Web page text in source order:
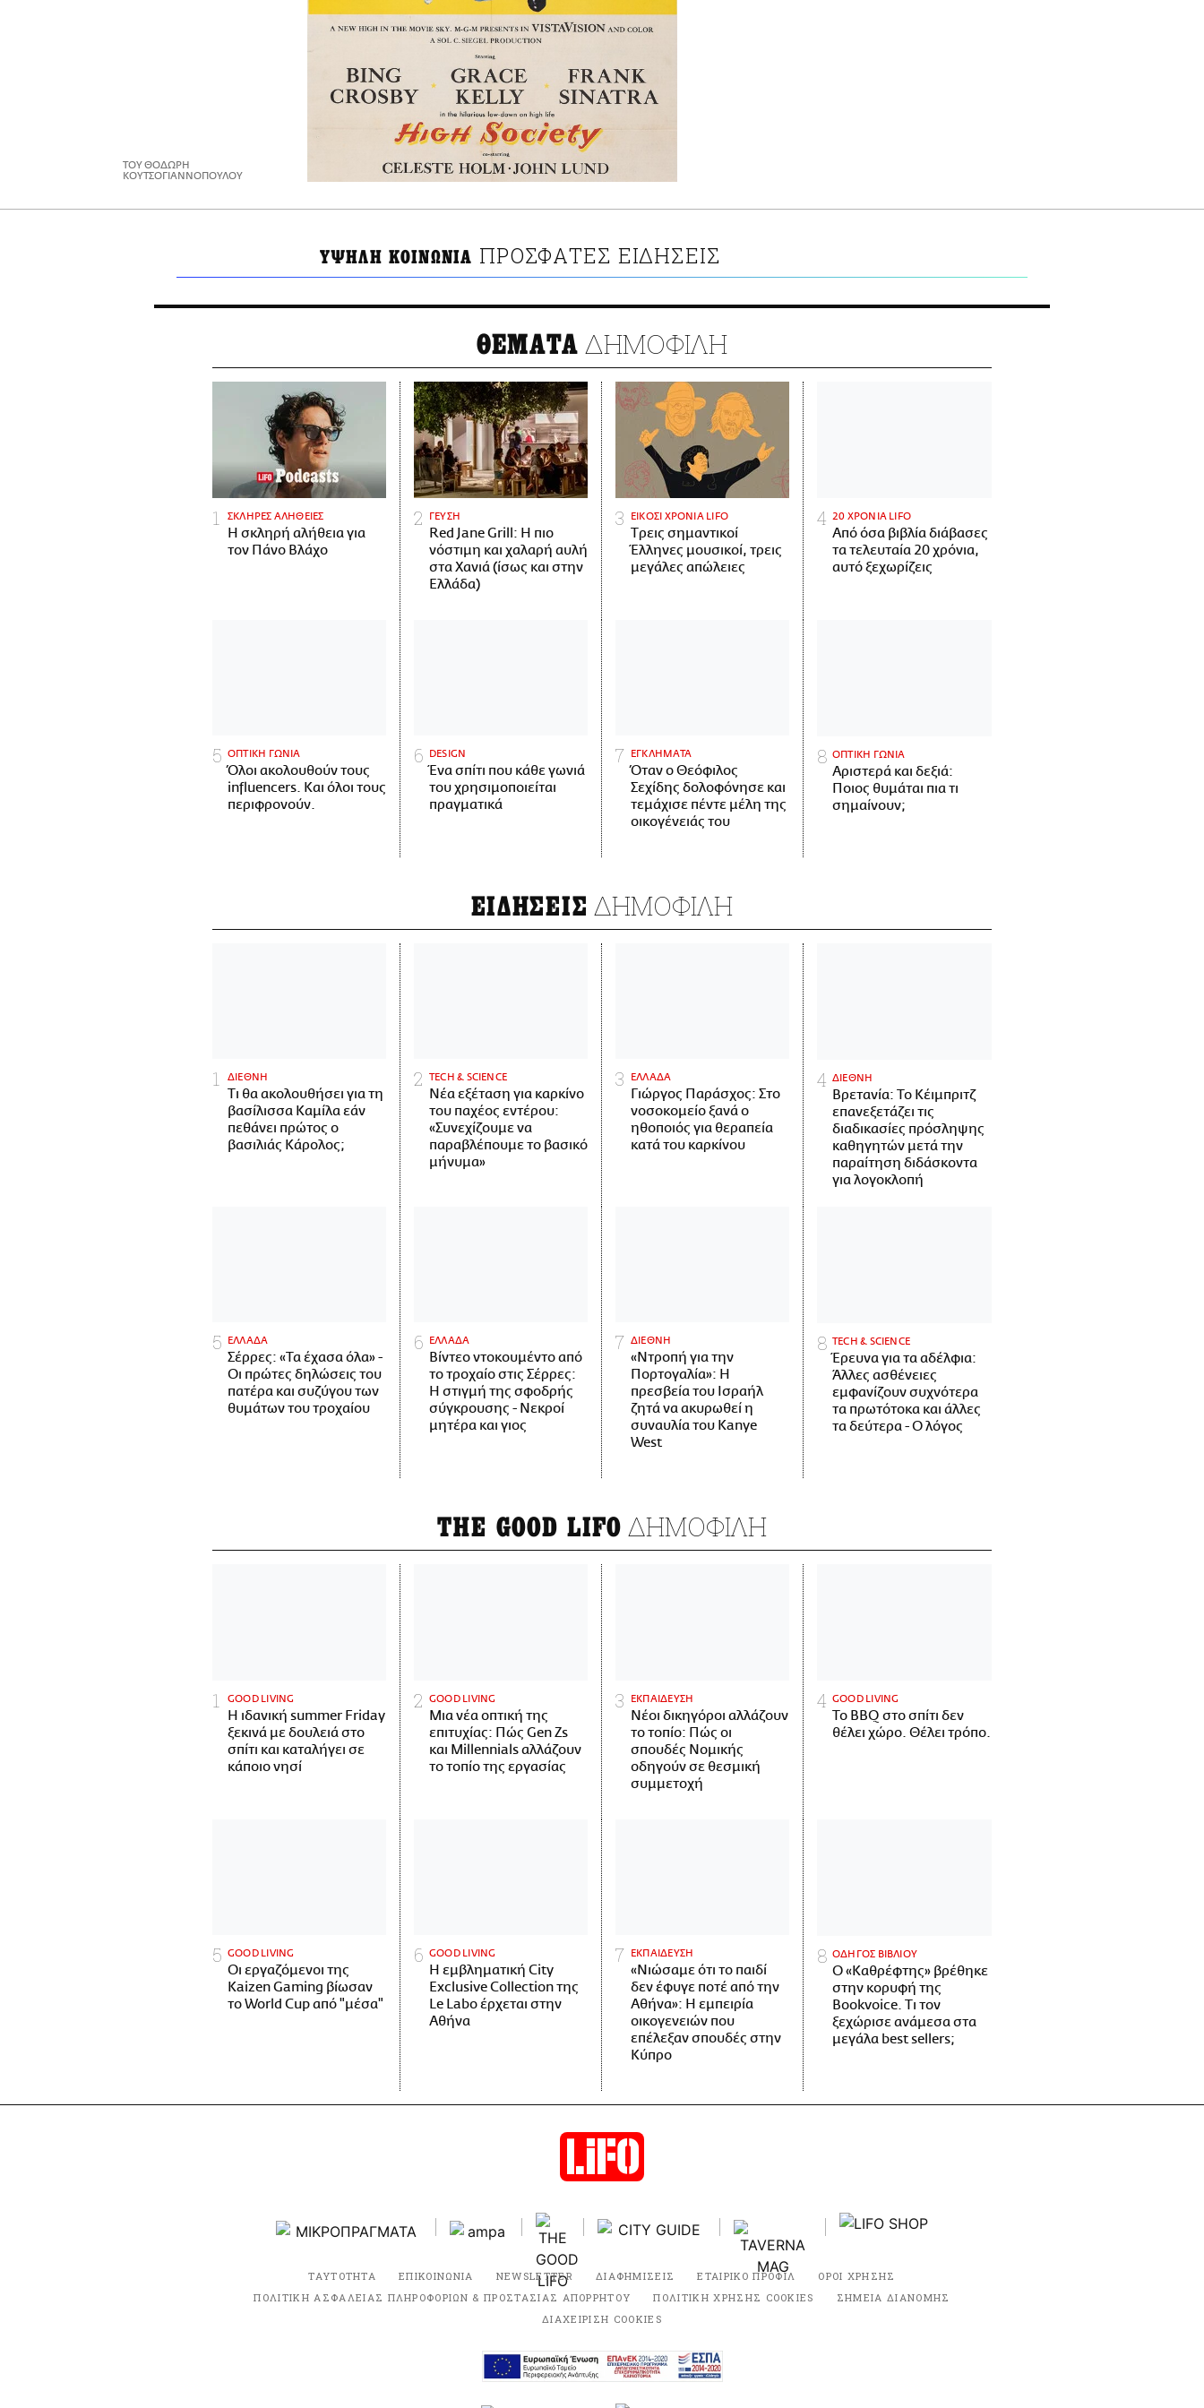
ΤΟΥ ΘΟΔΩΡΗ
ΚΟΥΤΣΟΓΙΑΝΝΟΠΟΥΛΟΥ
ΥΨΗΛΗ ΚΟΙΝΩΝΙΑ ΠΡΟΣΦΑΤΕΣ ΕΙΔΗΣΕΙΣ
ΘΕΜΑΤΑ ΔΗΜΟΦΙΛΗ
ΣΚΛΗΡΕΣ ΑΛΗΘΕΙΕΣ
H σκληρή αλήθεια για
τον Πάνο Βλάχο
ΓΕΥΣΗ
Red Jane Grill: Η πιο
νόστιμη και χαλαρή αυλή
στα Χανιά (ίσως και στην
Ελλάδα)
ΕΙΚΟΣΙ ΧΡΟΝΙΑ LIFO
Tρεις σημαντικοί
Έλληνες μουσικοί, τρεις
μεγάλες απώλειες
20 ΧΡΟΝΙΑ LIFO
Από όσα βιβλία διάβασες
τα τελευταία 20 χρόνια,
αυτό ξεχωρίζεις
ΟΠΤΙΚΗ ΓΩΝΙΑ
Όλοι ακολουθούν τους
influencers. Και όλοι τους
περιφρονούν.
DESIGN
Ένα σπίτι που κάθε γωνιά
του χρησιμοποιείται
πραγματικά
ΕΓΚΛΗΜΑΤΑ
Όταν ο Θεόφιλος
Σεχίδης δολοφόνησε και
τεμάχισε πέντε μέλη της
οικογένειάς του
ΟΠΤΙΚΗ ΓΩΝΙΑ
Αριστερά και δεξιά:
Ποιος θυμάται πια τι
σημαίνουν;
ΕΙΔΗΣΕΙΣ ΔΗΜΟΦΙΛΗ
ΔΙΕΘΝΗ
Τι θα ακολουθήσει για τη
βασίλισσα Καμίλα εάν
πεθάνει πρώτος ο
βασιλιάς Κάρολος;
ΤECH & SCIENCE
Νέα εξέταση για καρκίνο
του παχέος εντέρου:
«Συνεχίζουμε να
παραβλέπουμε το βασικό
μήνυμα»
ΕΛΛΑΔΑ
Γιώργος Παράσχος: Στο
νοσοκομείο ξανά ο
ηθοποιός για θεραπεία
κατά του καρκίνου
ΔΙΕΘΝΗ
Βρετανία: Το Κέιμπριτζ
επανεξετάζει τις
διαδικασίες πρόσληψης
καθηγητών μετά την
παραίτηση διδάσκοντα
για λογοκλοπή
ΕΛΛΑΔΑ
Σέρρες: «Τα έχασα όλα» -
Οι πρώτες δηλώσεις του
πατέρα και συζύγου των
θυμάτων του τροχαίου
ΕΛΛΑΔΑ
Βίντεο ντοκουμέντο από
το τροχαίο στις Σέρρες:
Η στιγμή της σφοδρής
σύγκρουσης - Νεκροί
μητέρα και γιος
ΔΙΕΘΝΗ
«Ντροπή για την
Πορτογαλία»: Η
πρεσβεία του Ισραήλ
ζητά να ακυρωθεί η
συναυλία του Kanye
West
ΤECH & SCIENCE
Έρευνα για τα αδέλφια:
Άλλες ασθένειες
εμφανίζουν συχνότερα
τα πρωτότοκα και άλλες
τα δεύτερα - Ο λόγος
THE GOOD LIFO ΔΗΜΟΦΙΛΗ
GOOD LIVING
Η ιδανική summer Friday
ξεκινά με δουλειά στο
σπίτι και καταλήγει σε
κάποιο νησί
GOOD LIVING
Μια νέα οπτική της
επιτυχίας: Πώς Gen Zs
και Millennials αλλάζουν
το τοπίο της εργασίας
ΕΚΠΑΙΔΕΥΣΗ
Νέοι δικηγόροι αλλάζουν
το τοπίο: Πώς οι
σπουδές Νομικής
οδηγούν σε θεσμική
συμμετοχή
GOOD LIVING
Το BBQ στο σπίτι δεν
θέλει χώρο. Θέλει τρόπο.
GOOD LIVING
Οι εργαζόμενοι της
Kaizen Gaming βίωσαν
το World Cup από "μέσα"
GOOD LIVING
Η εμβληματική City
Exclusive Collection της
Le Labo έρχεται στην
Αθήνα
ΕΚΠΑΙΔΕΥΣΗ
«Νιώσαμε ότι το παιδί
δεν έφυγε ποτέ από την
Αθήνα»: Η εμπειρία
οικογενειών που
επέλεξαν σπουδές στην
Κύπρο
ΟΔΗΓΟΣ ΒΙΒΛΙΟΥ
Ο «Καθρέφτης» βρέθηκε
στην κορυφή της
Bookvoice. Τι τον
ξεχώρισε ανάμεσα στα
μεγάλα best sellers;
ΤΑΥΤΟΤΗΤΑ ΕΠΙΚΟΙΝΩΝΙΑ NEWSLETTER ΔΙΑΦΗΜΙΣΕΙΣ ΕΤΑΙΡΙΚΟ ΠΡΟΦΙΛ
ΟΡΟΙ ΧΡΗΣΗΣ
ΠΟΛΙΤΙΚΗ ΑΣΦΑΛΕΙΑΣ ΠΛΗΡΟΦΟΡΙΩΝ & ΠΡΟΣΤΑΣΙΑΣ ΑΠΟΡΡΗΤΟΥ
ΠΟΛΙΤΙΚΗ ΧΡΗΣΗΣ COOKIES
ΣΗΜΕΙΑ ΔΙΑΝΟΜΗΣ
ΔΙΑΧΕΙΡΙΣΗ COOKIES